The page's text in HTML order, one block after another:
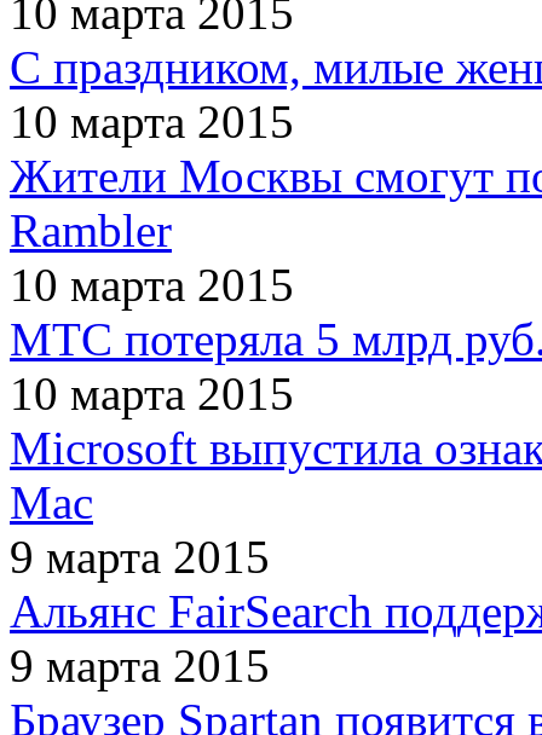
10 марта 2015
С праздником, милые
10 марта 2015
Жители Москвы смогут
Rambler
10 марта 2015
МТС потеряла 5 млрд
10 марта 2015
Microsoft выпустила
Mac
9 марта 2015
Альянс FairSearch
9 марта 2015
Браузер Spartan